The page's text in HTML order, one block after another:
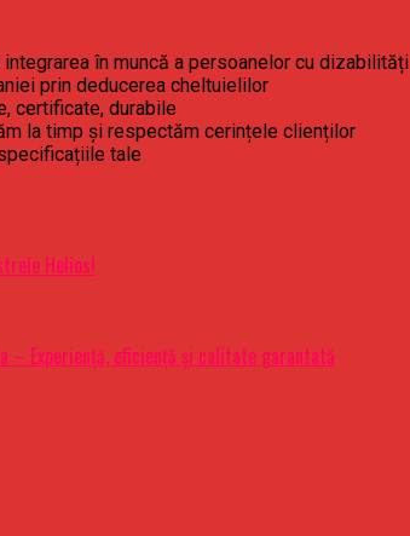
în muncă a persoanelor cu dizabilități
prin deducerea cheltuielilor
certificate, durabile
la timp și respectăm cerințele clienților
tale
Helios!
– Experiență, eficiență și calitate garantată